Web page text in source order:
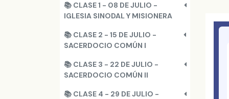
📚 CLASE 1 - 08 DE JULIO -
IGLESIA SINODAL Y MISIONERA
📚 CLASE 2 - 15 DE JULIO -
SACERDOCIO COMÚN I
📚 CLASE 3 - 22 DE JULIO -
SACERDOCIO COMÚN II
📚 CLASE 4 - 29 DE JULIO -